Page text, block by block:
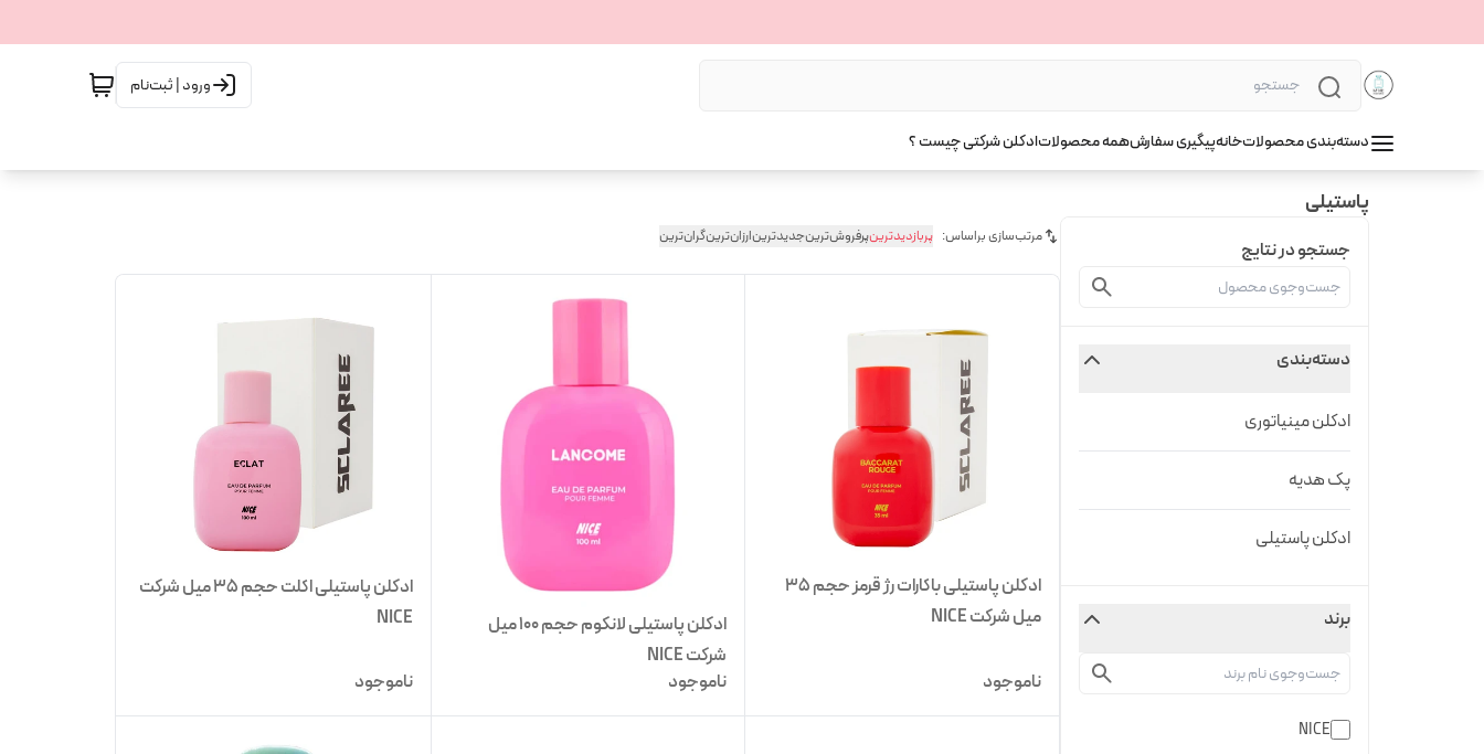
ورود | ثبت‌نام
دسته‌بندی محصولاتخانهپیگیری سفارشهمه محصولاتادکلن شرکتی چیست ؟
پاستیلی
جستجو در نتایج
دسته‌بندی
ادکلن مینیاتوری
پک هدیه
ادکلن پاستیلی
برند
NICE
مرتب‌سازی براساس: پربازدیدترینپرفروش‌ترینجدیدترینارزان‌ترینگران‌ترین
ادکلن پاستیلی باکارات رژ قرمز حجم 35
میل شرکت NICE
ناموجود
ادکلن پاستیلی لانکوم حجم 100 میل
شرکت NICE
ناموجود
ادکلن پاستیلی اکلت حجم 35 میل شرکت
NICE
ناموجود